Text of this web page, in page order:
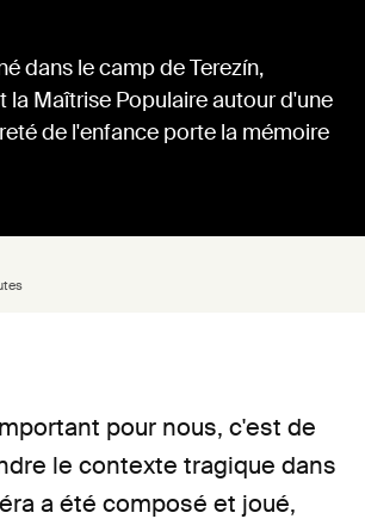
dans le camp de Terezín,
la Maîtrise Populaire autour d'une
de l'enfance porte la mémoire
pour nous, c'est de
le contexte tragique dans
a été composé et joué,